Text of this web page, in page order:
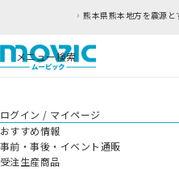
熊本県熊本地方を震源
メニュー検索
ログイン / マイページ
おすすめ情報
事前・事後・イベント通販
受注生産商品